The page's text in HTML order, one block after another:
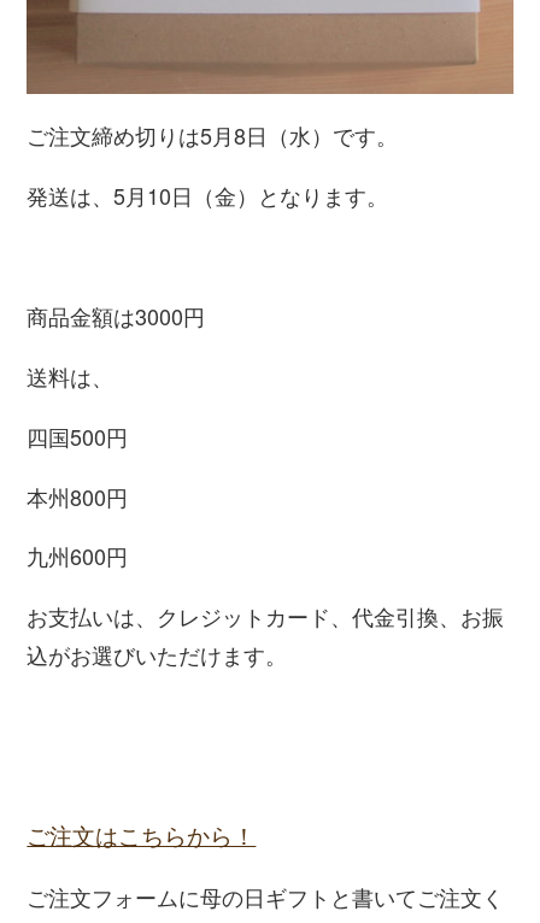
ご注文締め切りは5月8日（水）です。
発送は、5月10日（金）となります。
商品金額は3000円
送料は、
四国500円
本州800円
九州600円
お支払いは、クレジットカード、代金引換、お振
込がお選びいただけます。
ご注文はこちらから！
ご注文フォームに母の日ギフトと書いてご注文く